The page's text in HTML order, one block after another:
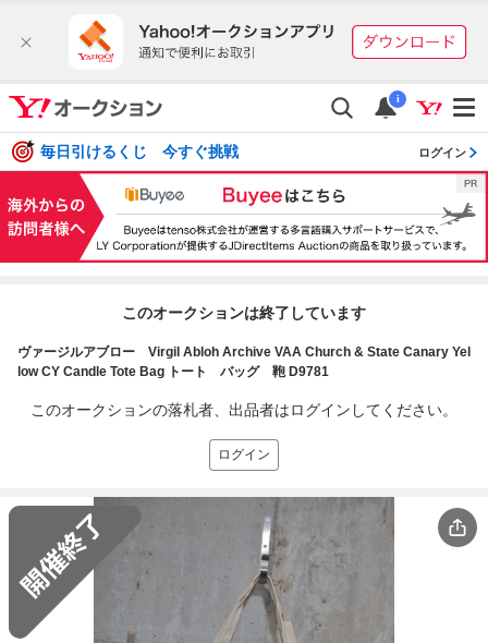
i
毎日引けるくじ 今すぐ挑戦 ログイン
このオークションは終了しています
ヴァージルアブロー Virgil Abloh Archive VAA Church & State Canary Yel
low CY Candle Tote Bag トート バッグ 鞄 D9781
このオークションの落札者、出品者はログインしてください。
ログイン